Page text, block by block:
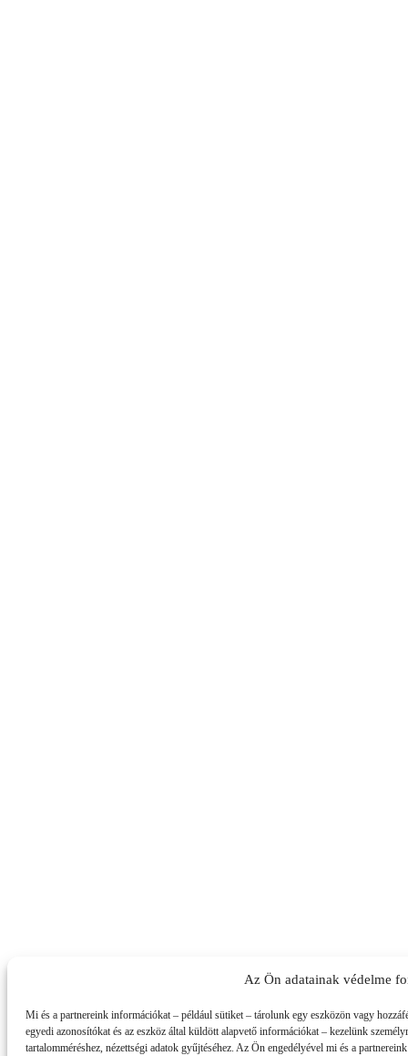
Az Ön adatainak védelme
Mi és a partnereink információkat – például sütiket – tárolunk egy eszközön vagy
egyedi azonosítókat és az eszköz által küldött alapvető információkat – kezelünk
tartalomméréshez, nézettségi adatok gyűjtéséhez. Az Ön engedélyével mi és a